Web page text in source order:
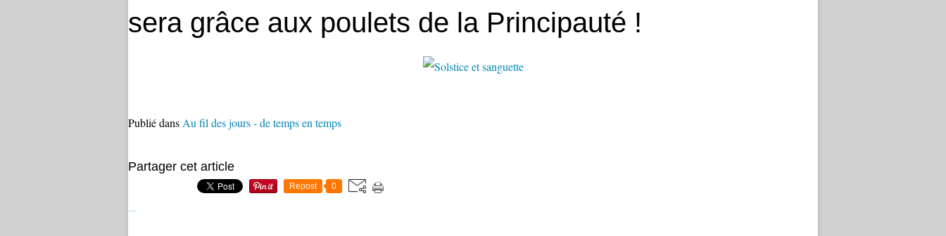
sera grâce aux poulets de la Principauté !
Publié dans Au fil des jours - de temps en temps
Partager cet article
Repost 0
…